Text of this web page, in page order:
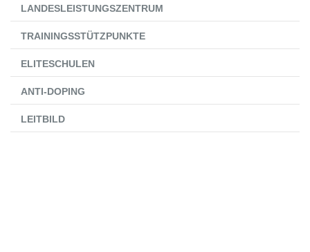
LANDESLEISTUNGSZENTRUM
TRAININGSSTÜTZPUNKTE
ELITESCHULEN
ANTI-DOPING
LEITBILD